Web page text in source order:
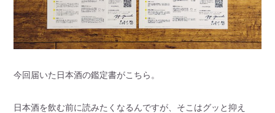
今回届いた日本酒の鑑定書がこちら。
日本酒を飲む前に読みたくなるんですが、そこはグッと抑え